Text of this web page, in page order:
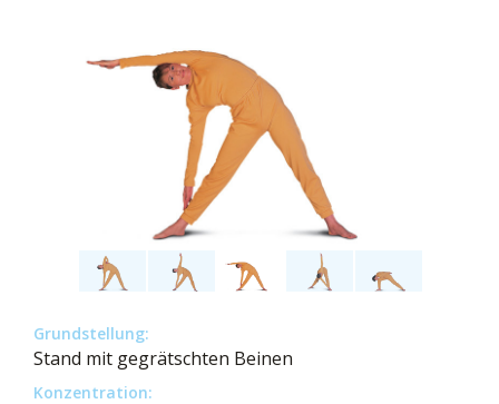
Grundstellung:
Stand mit gegrätschten Beinen
Konzentration: